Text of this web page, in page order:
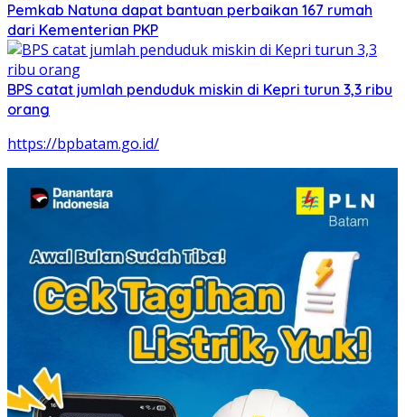
Pemkab Natuna dapat bantuan perbaikan 167 rumah
dari Kementerian PKP
BPS catat jumlah penduduk miskin di Kepri turun 3,3 ribu
orang
https://bpbatam.go.id/